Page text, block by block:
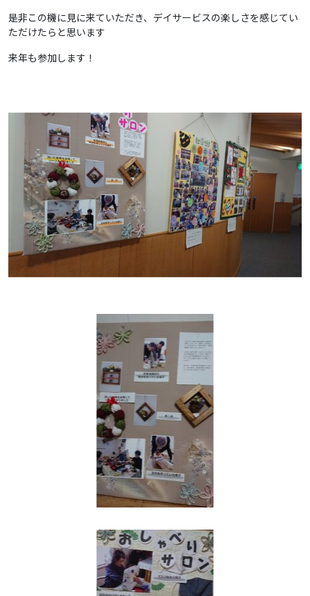
是非この機に見に来ていただき、デイサービスの楽しさを感じてい
ただけたらと思います
来年も参加します！